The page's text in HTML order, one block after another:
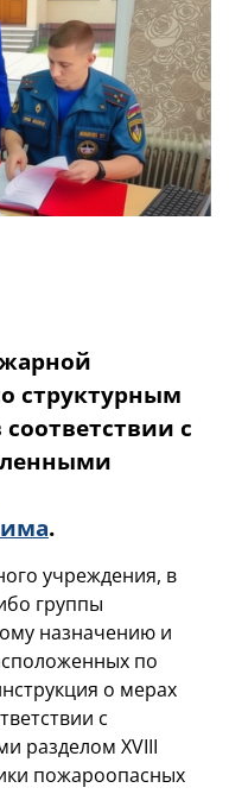
структурным
с
.
учреждения, в
группы
назначению и
по
о мерах
с
разделом XVIII
пожароопасных